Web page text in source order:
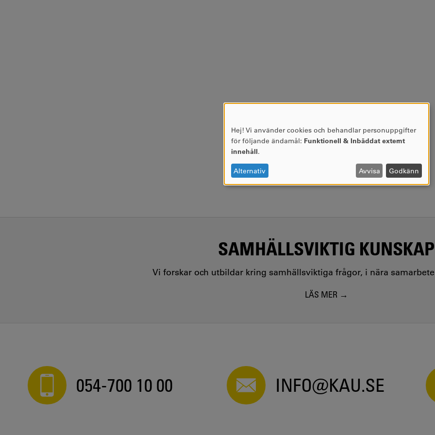
SAMHÄLLSVIKTIG KUNSKAP
Vi forskar och utbildar kring samhällsviktiga frågor, i nära
LÄS MER
054-700 10 00 INFO@KAU.SE
ANVÄNDNING
AV
OCH
COOKIES
Hej! Vi använder cookies och behandlar personuppgifter
för följande ändamål: Funktionell & Inbäddat externt
innehåll.
Alternativ Avvisa Godkänn